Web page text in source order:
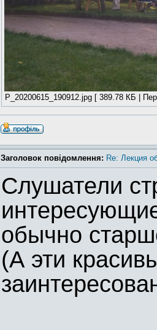
P_20200615_190912.jpg [ 389.78 КБ |
Заголовок повідомлення: Re: Лекция
Слушатели
обычно
(А эти